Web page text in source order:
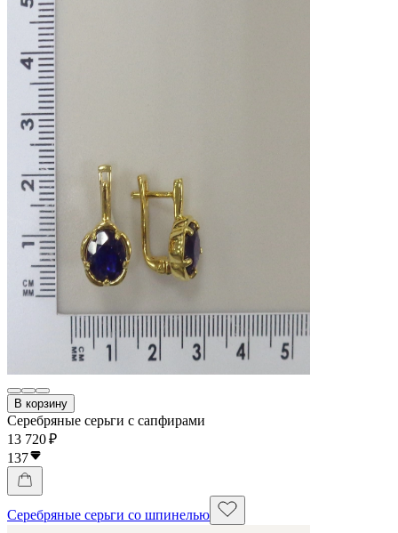
В корзину
Серебряные серьги с сапфирами
13 720 ₽
137
Серебряные серьги со шпинелью